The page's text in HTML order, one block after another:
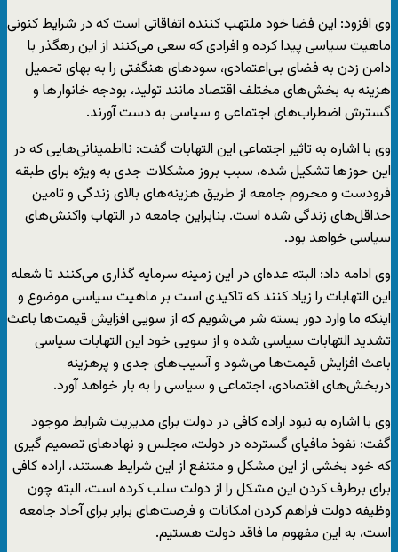
وی افزود: این فضا خود ملتهب کننده اتفاقاتی است که در شرایط کنونی
ماهیت سیاسی پیدا کرده و افرادی که سعی می‌کنند از این رهگذر با
دامن زدن به فضای بی‌اعتمادی، سود‌های هنگفتی را به بهای تحمیل
هزینه به بخش‌های مختلف اقتصاد مانند تولید، بودجه خانوار‌ها و
گسترش اضطراب‌های اجتماعی و سیاسی به دست آورند.
وی با اشاره به تاثیر اجتماعی این التهابات گفت: نااطمینانی‌هایی که در
این حوز‌ها تشکیل شده، سبب بروز مشکلات جدی به ویژه برای طبقه
فرودست و محروم جامعه از طریق هزینه‌های بالای زندگی و تامین
حداقل‌های زندگی شده است. بنابراین جامعه در التهاب واکنش‌های
سیاسی خواهد بود.
وی ادامه داد: البته عده‌ای در این زمینه سرمایه گذاری می‌کنند تا شعله
این التهابات را زیاد کنند که تاکیدی است بر ماهیت سیاسی موضوع و
اینکه ما وارد دور بسته شر می‌شویم که از سویی افزایش قیمت‌ها باعث
تشدید التهابات سیاسی شده و از سویی خود این التهابات سیاسی
باعث افزایش قیمت‌ها می‌شود و آسیب‌های جدی و پرهزینه
دربخش‌های اقتصادی، اجتماعی و سیاسی را به بار خواهد آورد.
وی با اشاره به نبود اراده کافی در دولت برای مدیریت شرایط موجود
گفت: نفوذ مافیای گسترده در دولت، مجلس و نهادهای تصمیم گیری
که خود بخشی از این مشکل و متنفع از این شرایط هستند، اراده کافی
برای برطرف کردن این مشکل را از دولت سلب کرده است، البته چون
وظیفه دولت فراهم کردن امکانات و فرصت‌های برابر برای آحاد جامعه
است، به این مفهوم ما فاقد دولت هستیم.